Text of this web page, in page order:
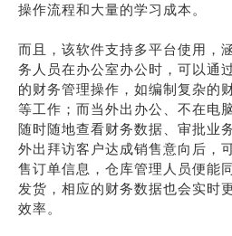
操作流程和大量的学习成本。
而且，该软件支持多平台使用，
务人员在办公室办公时，可以通
的财务管理操作，如编制复杂的
等工作；而当外出办公、不在电
随时随地查看财务数据、审批业
外出拜访客户达成销售意向后，
售订单信息，仓库管理人员便能
发货，相应的财务数据也会实时
效率。